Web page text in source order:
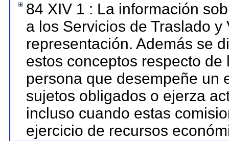
84 XIV 1 : La información
a los Servicios de Traslado
representación. Además se
estos conceptos respecto
persona que desempeñe un
sujetos obligados o ejerza
incluso cuando estas
ejercicio de recursos